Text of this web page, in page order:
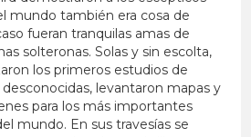
mundo también era cosa de
fueran tranquilas amas de
solteronas. Solas y sin escolta,
los primeros estudios de
levantaron mapas y
para los más importantes
mundo. En sus travesías se